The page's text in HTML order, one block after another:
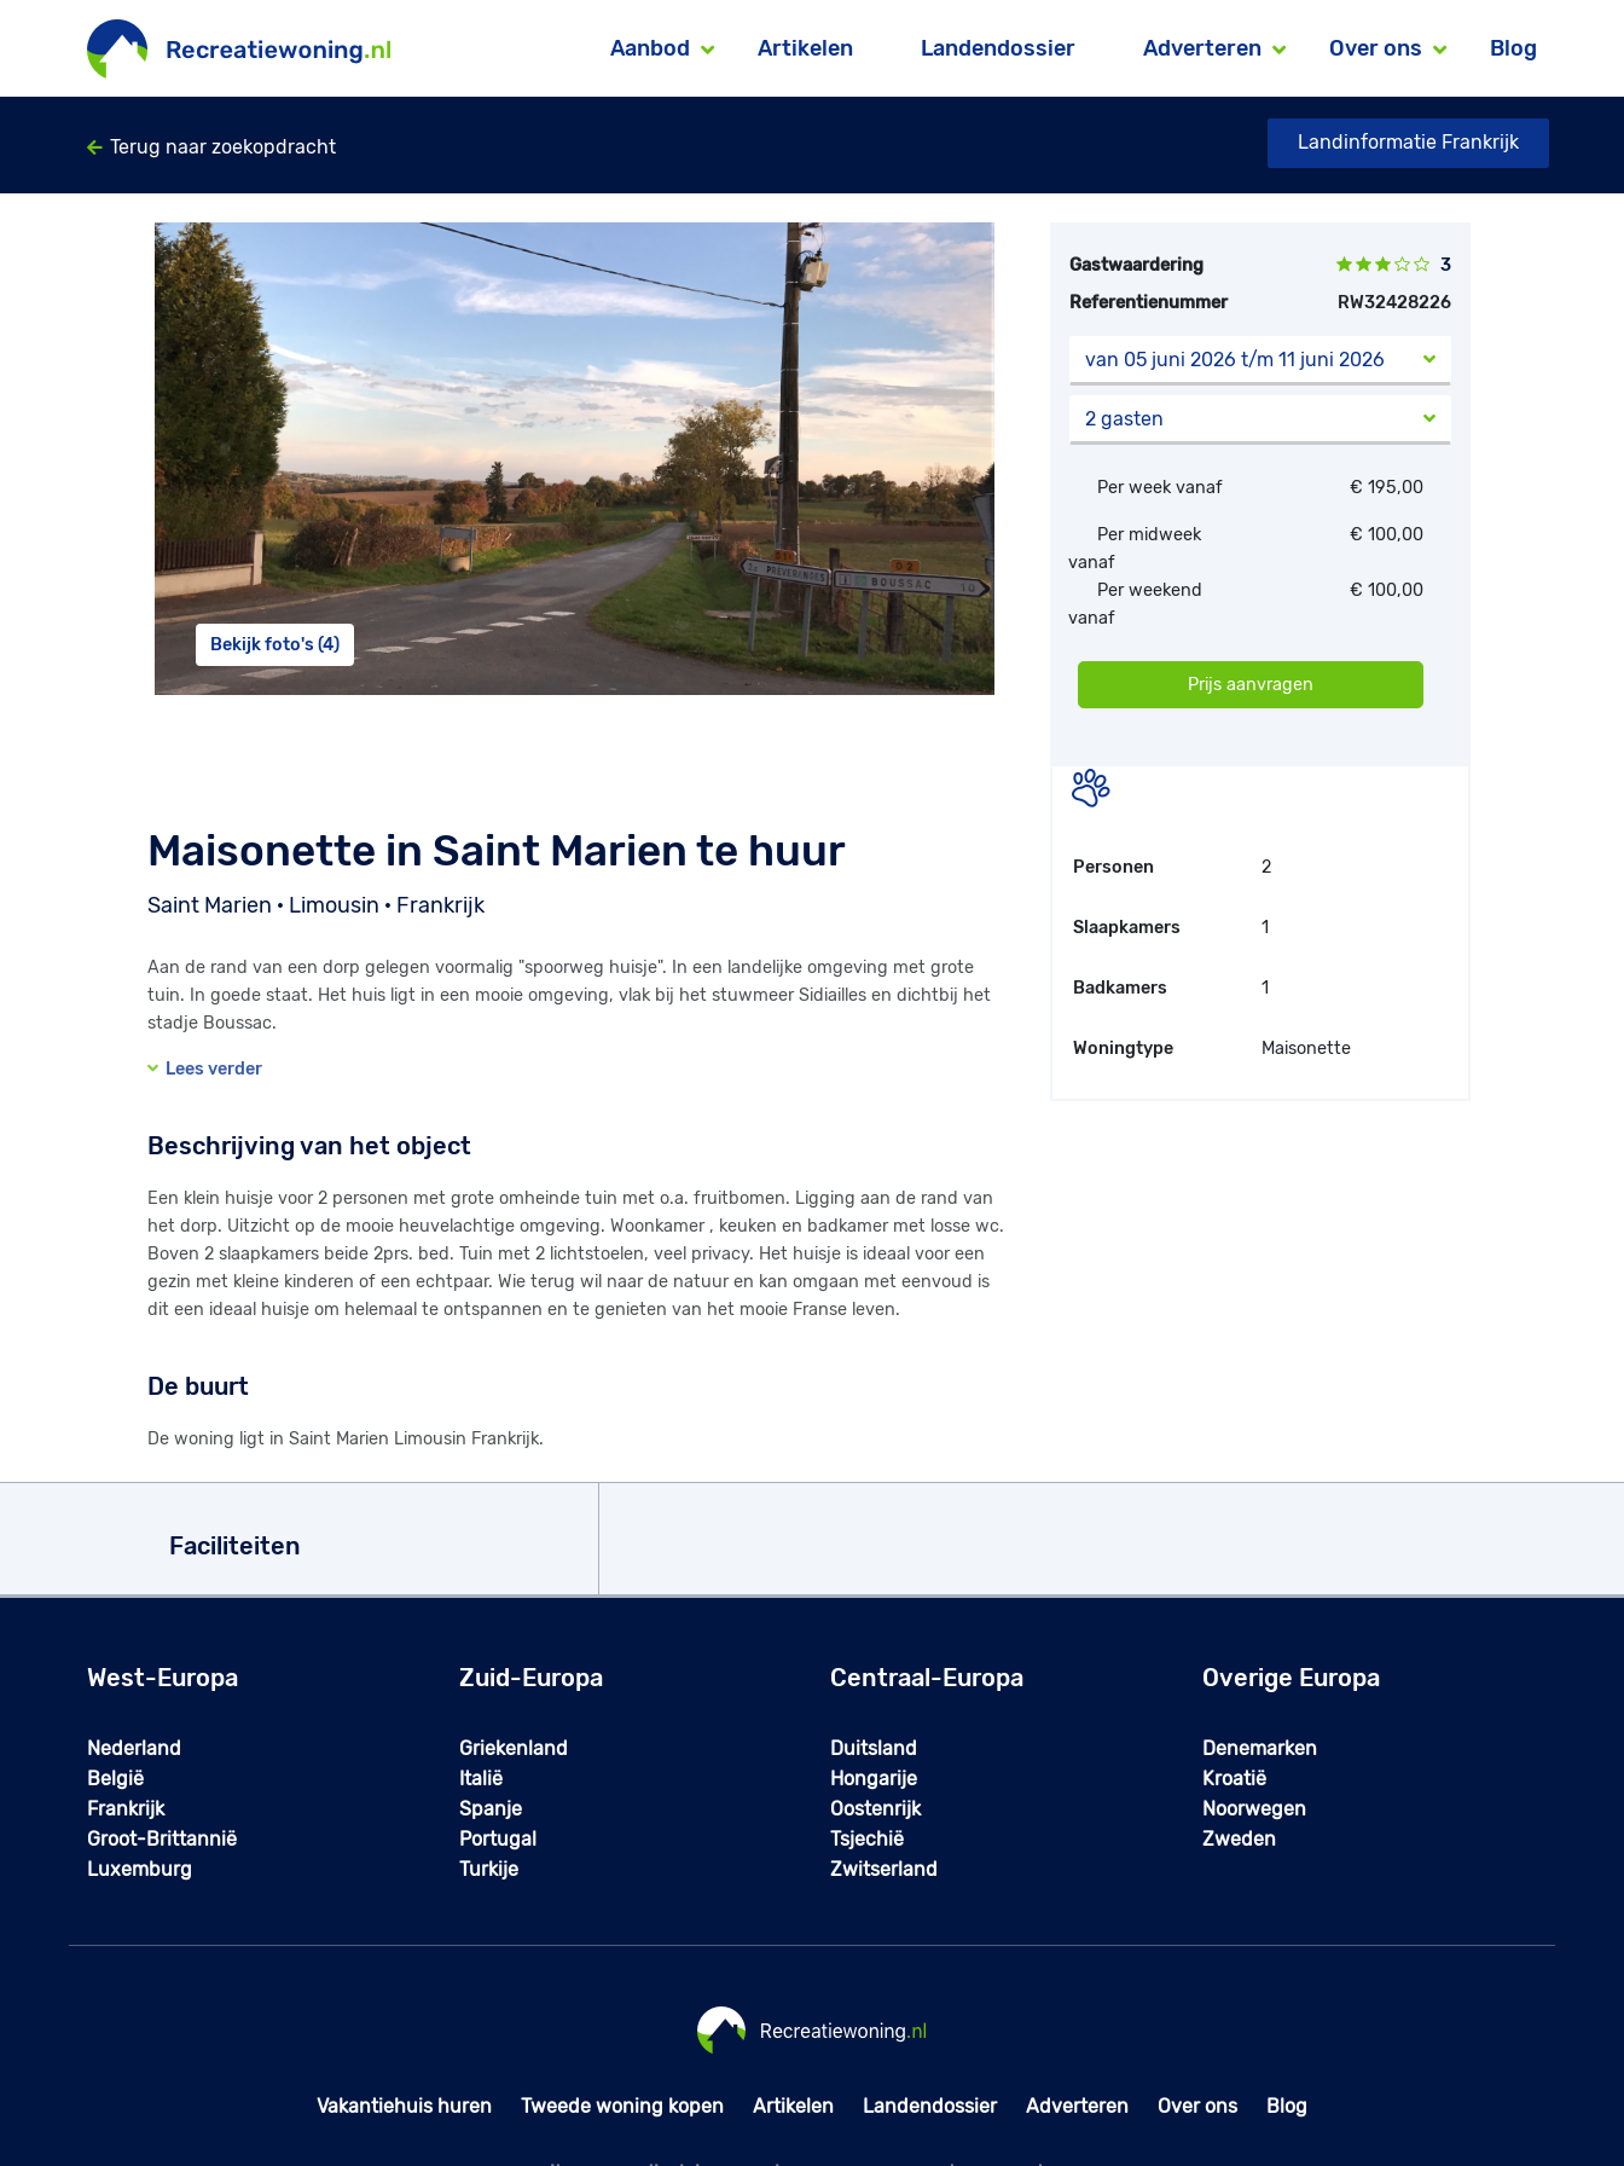
Aanbod Artikelen Landendossier Adverteren Over ons Blog
Terug naar zoekopdracht Landinformatie Frankrijk
Bekijk foto's (4)
Gastwaardering
3
Referentienummer
RW32428226
van 05 juni 2026 t/m 11 juni 2026
2 gasten
Per week vanaf € 195,00
Per midweek
vanaf
€ 100,00
Per weekend
vanaf
€ 100,00
Prijs aanvragen
Maisonette in Saint Marien te huur
Saint Marien · Limousin · Frankrijk
Aan de rand van een dorp gelegen voormalig "spoorweg huisje". In een landelijke omgeving met grote
tuin. In goede staat. Het huis ligt in een mooie omgeving, vlak bij het stuwmeer Sidiailles en dichtbij het
stadje Boussac.
Lees verder
Beschrijving van het object
Een klein huisje voor 2 personen met grote omheinde tuin met o.a. fruitbomen. Ligging aan de rand van
het dorp. Uitzicht op de mooie heuvelachtige omgeving. Woonkamer , keuken en badkamer met losse wc.
Boven 2 slaapkamers beide 2prs. bed. Tuin met 2 lichtstoelen, veel privacy. Het huisje is ideaal voor een
gezin met kleine kinderen of een echtpaar. Wie terug wil naar de natuur en kan omgaan met eenvoud is
dit een ideaal huisje om helemaal te ontspannen en te genieten van het mooie Franse leven.
De buurt
De woning ligt in Saint Marien Limousin Frankrijk.
Personen 2
Slaapkamers 1
Badkamers 1
Woningtype Maisonette
Faciliteiten
West-Europa
Nederland
België
Frankrijk
Groot-Brittannië
Luxemburg
Zuid-Europa
Griekenland
Italië
Spanje
Portugal
Turkije
Centraal-Europa
Duitsland
Hongarije
Oostenrijk
Tsjechië
Zwitserland
Overige Europa
Denemarken
Kroatië
Noorwegen
Zweden
Vakantiehuis huren Tweede woning kopen Artikelen Landendossier Adverteren Over ons Blog